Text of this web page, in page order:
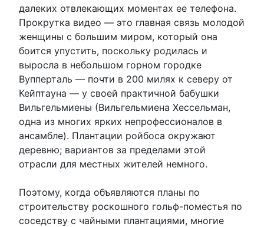
далеких отвлекающих моментах ее телефона.
Прокрутка видео — это главная связь молодой
женщины с большим миром, который она
боится упустить, поскольку родилась и
выросла в небольшом горном городке
Вупперталь — почти в 200 милях к северу от
Кейптауна — у своей практичной бабушки
Вильгельмиены (Вильгельмиена Хессельман,
одна из многих ярких непрофессионалов в
ансамбле). Плантации ройбоса окружают
деревню; вариантов за пределами этой
отрасли для местных жителей немного.
Поэтому, когда объявляются планы по
строительству роскошного гольф-поместья по
соседству с чайными плантациями, многие